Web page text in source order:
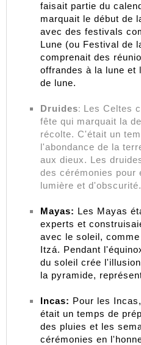
faisait partie du
marquait le début de
avec des festivals
Lune (ou Festival de
comprenait des
offrandes à la lune et
de lune.
Druides: Les Celtes
fête qui marquait la
récolte. C'était un
l'abondance de la
aux dieux. Les
des cérémonies pour
lumière et d'obscurité.
Mayas:
Les Mayas
experts et
avec le soleil,
Itzá. Pendant
du soleil crée
la pyramide,
Incas: Pour les
était un temps de
des pluies et les
cérémonies en